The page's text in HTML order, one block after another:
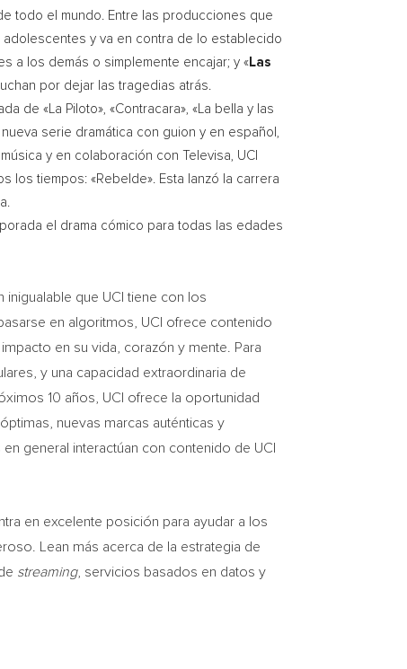
todo el mundo. Entre las producciones que
y va en contra de lo establecido
a los demás o simplemente encajar; y « Las
por dejar las tragedias atrás.
de «La Piloto», «Contracara», «La bella y las
nueva serie dramática con guion y en español,
y en colaboración con Televisa, UCI
los tiempos: «Rebelde». Esta lanzó la carrera
el drama cómico para todas las edades
inigualable que UCI tiene con los
en algoritmos, UCI ofrece contenido
en su vida, corazón y mente. Para
y una capacidad extraordinaria de
10 años, UCI ofrece la oportunidad
nuevas marcas auténticas y
general interactúan con contenido de UCI
en excelente posición para ayudar a los
Lean más acerca de la estrategia de
streaming, servicios basados en datos y